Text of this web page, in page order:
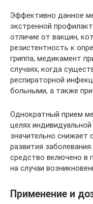
Эффективно данное
экстренной
отличие от вакцин,
резистентность к
гриппа, медикамент
случаях, когда
респираторной
больными, а также
Однократный прием
целях
значительно снижает
развития
средство включено в
на случаи
Применение и